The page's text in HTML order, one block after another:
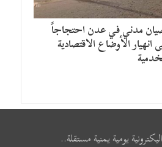
مدني في عدن احتجاجاً
انهيار الأوضاع الاقتصادية
يومية يمنية مستقلة..